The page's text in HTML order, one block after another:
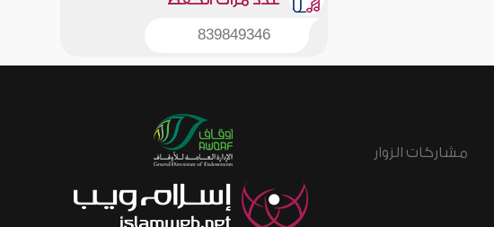
839849346
مشاركات الزوار